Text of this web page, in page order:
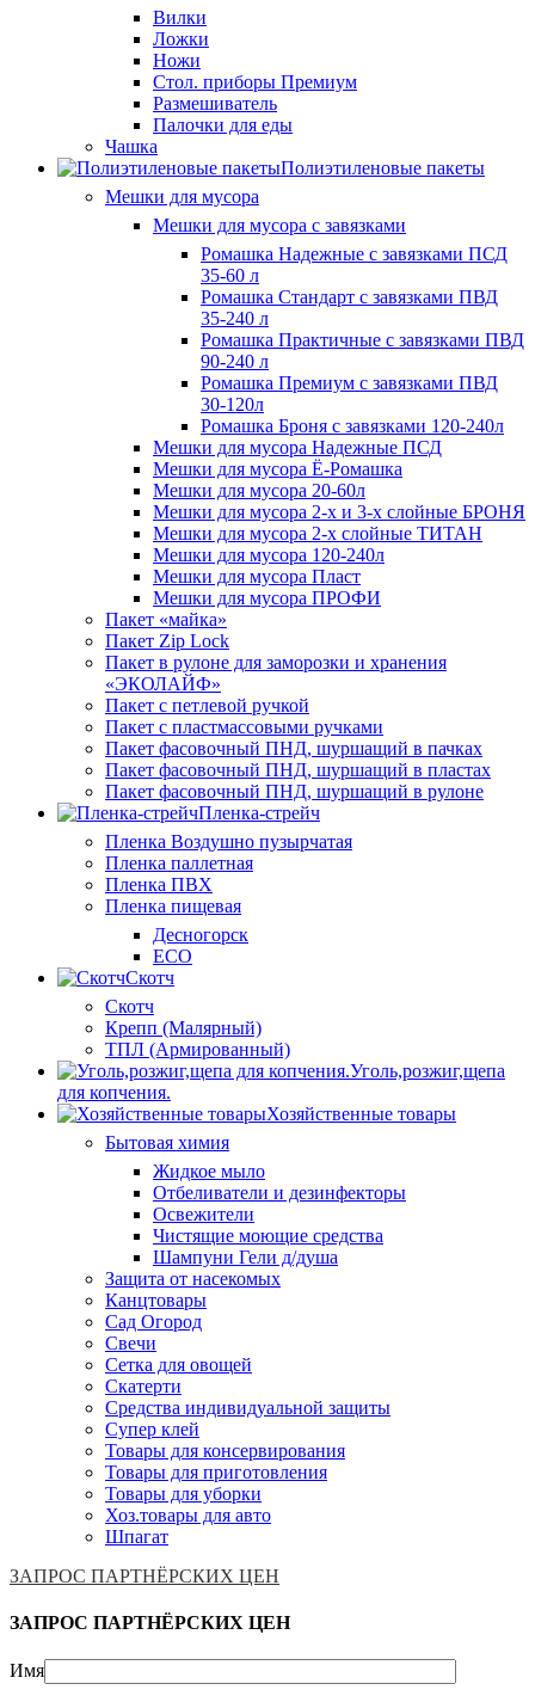
Вилки
Ложки
Ножи
Стол. приборы Премиум
Размешиватель
Палочки для еды
Чашка
Полиэтиленовые пакеты
Мешки для мусора
Мешки для мусора с завязками
Ромашка Надежные с завязками ПСД
35-60 л
Ромашка Стандарт с завязками ПВД
35-240 л
Ромашка Практичные с завязками ПВД
90-240 л
Ромашка Премиум с завязками ПВД
30-120л
Ромашка Броня с завязками 120-240л
Мешки для мусора Надежные ПСД
Мешки для мусора Ё-Ромашка
Мешки для мусора 20-60л
Мешки для мусора 2-х и 3-х слойные БРОНЯ
Мешки для мусора 2-х слойные ТИТАН
Мешки для мусора 120-240л
Мешки для мусора Пласт
Мешки для мусора ПРОФИ
Пакет «майка»
Пакет Zip Lock
Пакет в рулоне для заморозки и хранения
«ЭКОЛАЙФ»
Пакет с петлевой ручкой
Пакет с пластмассовыми ручками
Пакет фасовочный ПНД, шуршащий в пачках
Пакет фасовочный ПНД, шуршащий в пластах
Пакет фасовочный ПНД, шуршащий в рулоне
Пленка-стрейч
Пленка Воздушно пузырчатая
Пленка паллетная
Пленка ПВХ
Пленка пищевая
Десногорск
ECO
Скотч
Скотч
Крепп (Малярный)
ТПЛ (Армированный)
Уголь,розжиг,щепа
для копчения.
Хозяйственные товары
Бытовая химия
Жидкое мыло
Отбеливатели и дезинфекторы
Освежители
Чистящие моющие средства
Шампуни Гели д/душа
Защита от насекомых
Канцтовары
Сад Огород
Свечи
Сетка для овощей
Скатерти
Средства индивидуальной защиты
Супер клей
Товары для консервирования
Товары для приготовления
Товары для уборки
Хоз.товары для авто
Шпагат
ЗАПРОС ПАРТНЁРСКИХ ЦЕН
ЗАПРОС ПАРТНЁРСКИХ ЦЕН
Имя